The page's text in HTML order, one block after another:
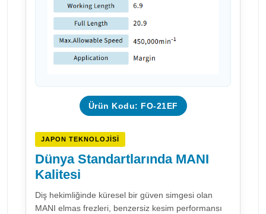
Ürün Kodu: FO-21EF
JAPON TEKNOLOJISI
Dünya Standartlarında MANI
Kalitesi
Diş hekimliğinde küresel bir güven simgesi olan
MANI elmas frezleri, benzersiz kesim performansı